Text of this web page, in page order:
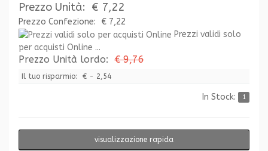
Prezzo Unità: € 7,22
Prezzo Confezione:
€ 7,22
Prezzi validi solo
per acquisti Online ...
Prezzo Unità lordo: € 9,76
Il tuo risparmio: € - 2,54
In Stock: 1
visualizzazione rapida